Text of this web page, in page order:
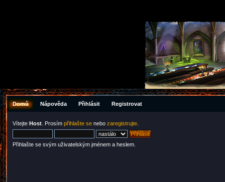
Domů Nápověda Přihlásit Registrovat
Vítejte Host . Prosím přihlašte se nebo zaregistrujte
Přihlašte se svým uživatelským jménem a heslem.